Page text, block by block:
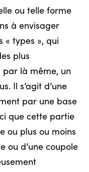
ou telle forme
à envisager
« types », qui
plus
par là même, un
Il s’agit d’une
par une base
que cette partie
ou plus ou moins
ou d’une coupole